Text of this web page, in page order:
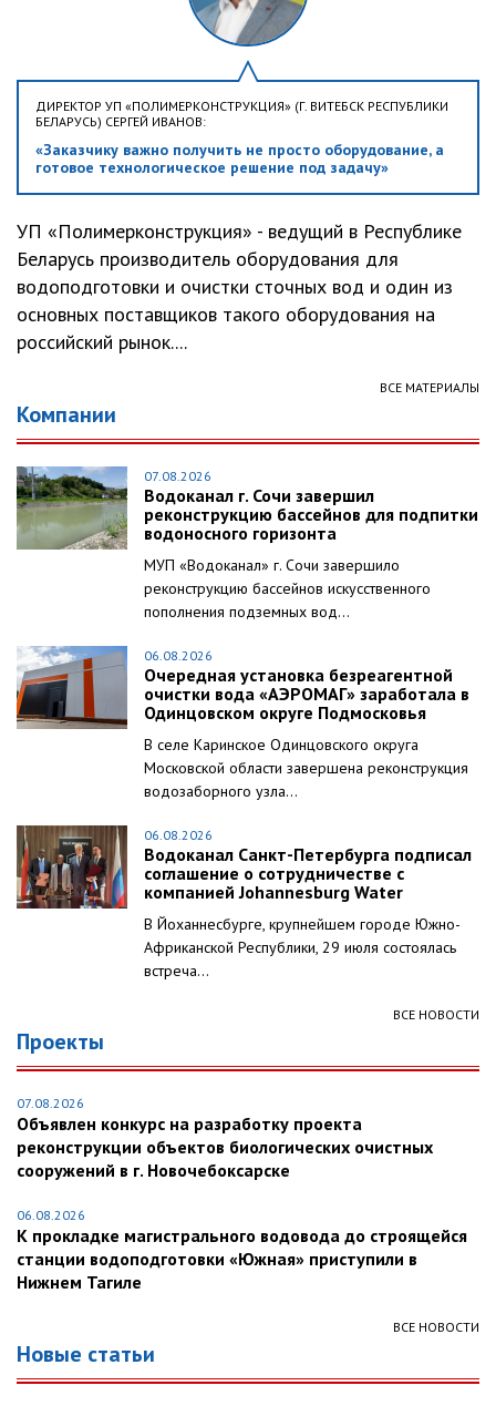
ДИРЕКТОР УП «ПОЛИМЕРКОНСТРУКЦИЯ» (Г. ВИТЕБСК РЕСПУБЛИКИ
БЕЛАРУСЬ) СЕРГЕЙ ИВАНОВ:
«Заказчику важно получить не просто оборудование, а
готовое технологическое решение под задачу»
УП «Полимерконструкция» - ведущий в Республике
Беларусь производитель оборудования для
водоподготовки и очистки сточных вод и один из
основных поставщиков такого оборудования на
российский рынок....
ВСЕ МАТЕРИАЛЫ
Компании
07.08.2026
Водоканал г. Сочи завершил
реконструкцию бассейнов для подпитки
водоносного горизонта
МУП «Водоканал» г. Сочи завершило
реконструкцию бассейнов искусственного
пополнения подземных вод...
06.08.2026
Очередная установка безреагентной
очистки вода «АЭРОМАГ» заработала в
Одинцовском округе Подмосковья
В селе Каринское Одинцовского округа
Московской области завершена реконструкция
водозаборного узла...
06.08.2026
Водоканал Санкт-Петербурга подписал
соглашение о сотрудничестве с
компанией Johannesburg Water
В Йоханнесбурге, крупнейшем городе Южно-
Африканской Республики, 29 июля состоялась
встреча...
ВСЕ НОВОСТИ
Проекты
07.08.2026
Объявлен конкурс на разработку проекта
реконструкции объектов биологических очистных
сооружений в г. Новочебоксарске
06.08.2026
К прокладке магистрального водовода до строящейся
станции водоподготовки «Южная» приступили в
Нижнем Тагиле
ВСЕ НОВОСТИ
Новые статьи